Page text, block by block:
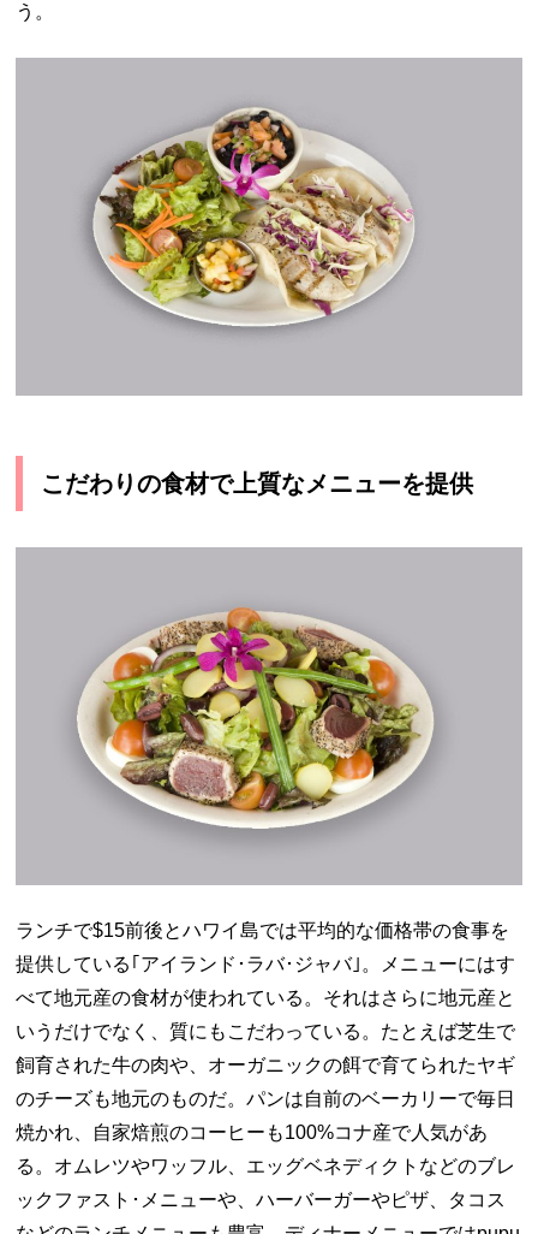
う。
こだわりの食材で上質なメニューを提供
ランチで$15前後とハワイ島では平均的な価格帯の食事を
提供している｢アイランド･ラバ･ジャバ｣。メニューにはす
べて地元産の食材が使われている。それはさらに地元産と
いうだけでなく、質にもこだわっている。たとえば芝生で
飼育された牛の肉や、オーガニックの餌で育てられたヤギ
のチーズも地元のものだ。パンは自前のベーカリーで毎日
焼かれ、自家焙煎のコーヒーも100%コナ産で人気があ
る。オムレツやワッフル、エッグベネディクトなどのブレ
ックファスト･メニューや、ハーバーガーやピザ、タコス